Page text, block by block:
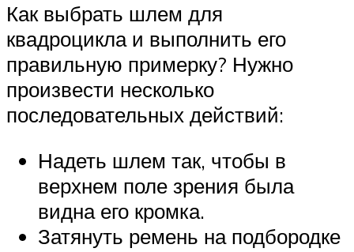
Как выбрать шлем для
квадроцикла и выполнить его
правильную примерку? Нужно
произвести несколько
последовательных действий:
Надеть шлем так, чтобы в
верхнем поле зрения была
видна его кромка.
Затянуть ремень на подбородке